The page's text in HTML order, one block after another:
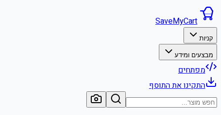
SaveMyCart
קניות
מבצעים ומידע
מפתחים
התקינו את התוסף